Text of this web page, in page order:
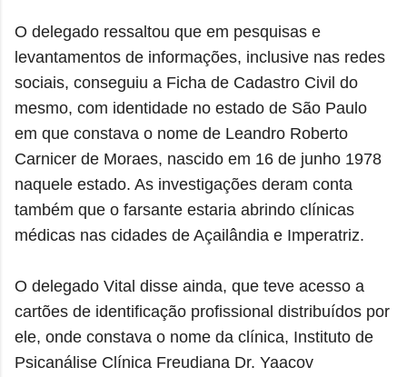
O delegado ressaltou que em pesquisas e
levantamentos de informações, inclusive nas redes
sociais, conseguiu a Ficha de Cadastro Civil do
mesmo, com identidade no estado de São Paulo
em que constava o nome de Leandro Roberto
Carnicer de Moraes, nascido em 16 de junho 1978
naquele estado. As investigações deram conta
também que o farsante estaria abrindo clínicas
médicas nas cidades de Açailândia e Imperatriz.
O delegado Vital disse ainda, que teve acesso a
cartões de identificação profissional distribuídos por
ele, onde constava o nome da clínica, Instituto de
Psicanálise Clínica Freudiana Dr. Yaacov